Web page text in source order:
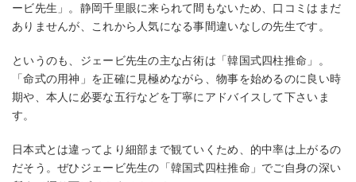
ービ先生」。静岡千里眼に来られて間もないため、口コミはまだ
ありませんが、これから人気になる事間違いなしの先生です。
というのも、ジェービ先生の主な占術は「韓国式四柱推命」。
「命式の用神」を正確に見極めながら、物事を始めるのに良い時
期や、本人に必要な五行などを丁寧にアドバイスして下さいま
す。
日本式とは違ってより細部まで観ていくため、的中率は上がるの
だそう。ぜひジェービ先生の「韓国式四柱推命」でご自身の深い